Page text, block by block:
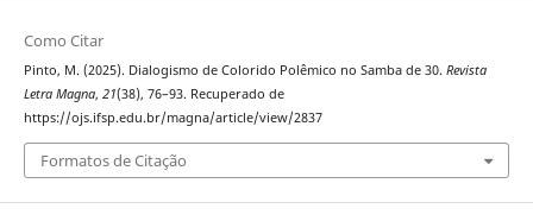
Como Citar
Pinto, M. (2025). Dialogismo de Colorido Polêmico no Samba de 30. Revista
Letra Magna, 21(38), 76–93. Recuperado de
https://ojs.ifsp.edu.br/magna/article/view/2837
Formatos de Citação